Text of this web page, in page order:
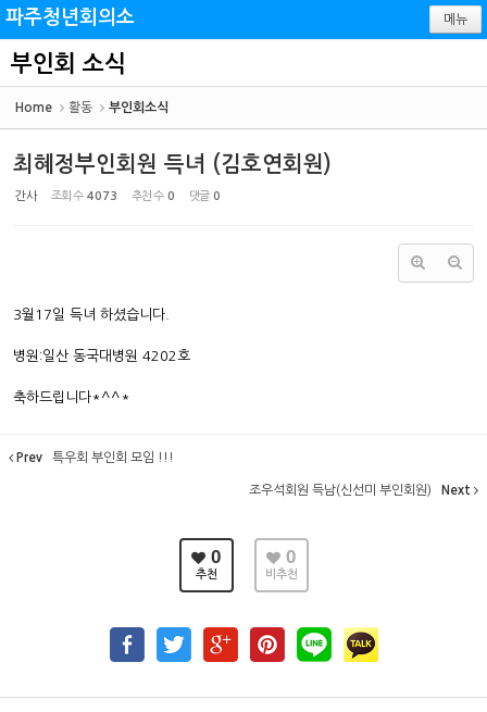
파주청년회의소 메뉴
부인회 소식
Home 활동 부인회소식
최혜정부인회원 득녀 (김호연회원)
간사 조회 수 4073 추천 수 0 댓글 0
3월17일 득녀 하셨습니다.
병원:일산 동국대병원 4202호
축하드립니다*^^*
Prev 특우회 부인회 모임 !!!
조우석회원 득남(신선미 부인회원) Next
0
추천
0
비추천